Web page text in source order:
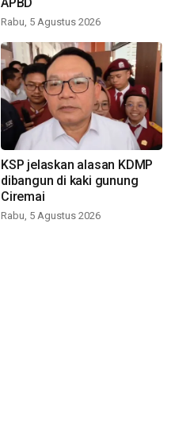
Rabu, 5 Agustus 2026
KSP jelaskan alasan KDMP
dibangun di kaki gunung
Ciremai
Rabu, 5 Agustus 2026